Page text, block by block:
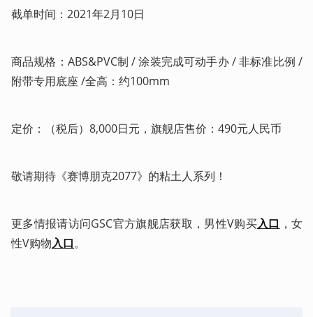
截单时间：2021年2月10日
商品规格：ABS&PVC制 / 涂装完成可动手办 / 非标准比例 /
附带专用底座 /全高：约100mm
定价：（税后）8,000日元，旗舰店售价：490元人民币
敬请期待《赛博朋克2077》的粘土人系列！
更多情报请访问GSC官方旗舰店获取，男性V购买入口 ，女
性V购物入口。